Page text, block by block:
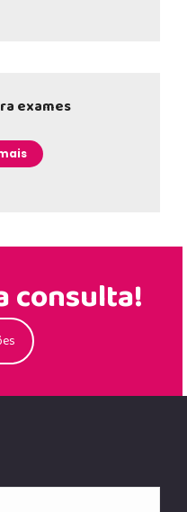
exames
consulta!